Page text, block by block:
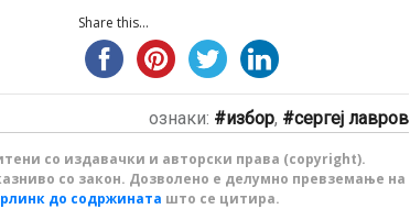
Share this...
ознаки: избор, сергеј лавров
со издавачки и авторски права (copyright).
со закон. Дозволено е делумно превземање на
до содржината што се цитира.